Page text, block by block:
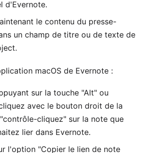
d'Evernote.
le contenu du presse-
un champ de titre ou de texte de
macOS de Evernote :
sur la touche "Alt" ou
avec le bouton droit de la
cliquez" sur la note que
lier dans Evernote.
l'option "Copier le lien de note